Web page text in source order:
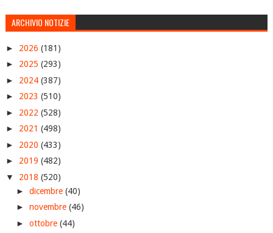
ARCHIVIO NOTIZIE
► 2026 (181)
► 2025 (293)
► 2024 (387)
► 2023 (510)
► 2022 (528)
► 2021 (498)
► 2020 (433)
► 2019 (482)
▼ 2018 (520)
► dicembre (40)
► novembre (46)
► ottobre (44)